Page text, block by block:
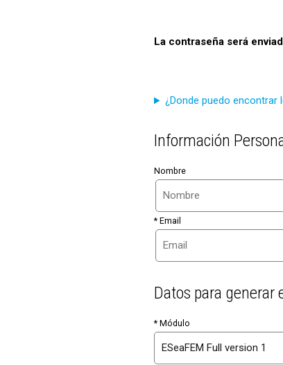
La contraseña será
¿Donde puedo
Información
Nombre
* Email
Datos para generar
* Módulo